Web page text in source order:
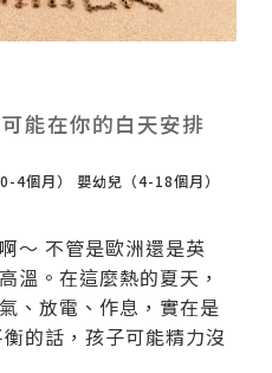
能在你的白天安排
4個月）
嬰幼兒（4-18個月）
～ 不管是歐洲還是英
溫。在這麼熱的夏天，
、放電、作息，實在是
的話，孩子可能精力沒